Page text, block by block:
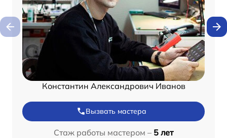
Константин Александрович Иванов
Вызвать мастера
Стаж работы мастером – 5 лет